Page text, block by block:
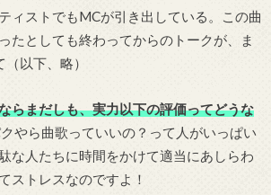
ィストでもMCが引き出している。この曲
たとしても終わってからのトークが、ま
以下、略）
らまだしも、実力以下の評価ってどうな
やら曲歌っていいの？って人がいっぱい
な人たちに時間をかけて適当にあしらわ
ストレスなのですよ！